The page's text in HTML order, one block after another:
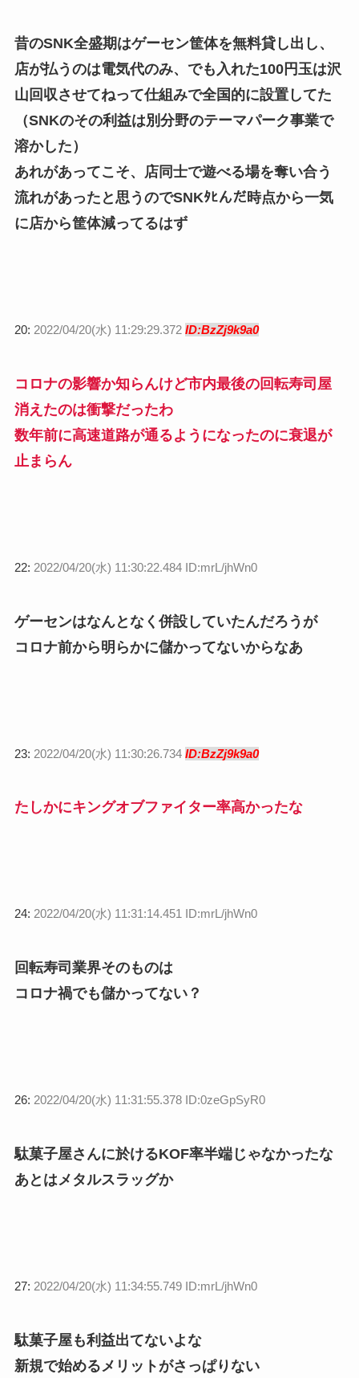
昔のSNK全盛期はゲーセン筐体を無料貸し出し、
店が払うのは電気代のみ、でも入れた100円玉は沢
山回収させてねって仕組みで全国的に設置してた
（SNKのその利益は別分野のテーマパーク事業で
溶かした）
あれがあってこそ、店同士で遊べる場を奪い合う
流れがあったと思うのでSNKﾀﾋんだ時点から一気
に店から筐体減ってるはず
20: 2022/04/20(水) 11:29:29.372 ID:BzZj9k9a0
コロナの影響か知らんけど市内最後の回転寿司屋
消えたのは衝撃だったわ
数年前に高速道路が通るようになったのに衰退が
止まらん
22: 2022/04/20(水) 11:30:22.484 ID:mrL/jhWn0
ゲーセンはなんとなく併設していたんだろうが
コロナ前から明らかに儲かってないからなあ
23: 2022/04/20(水) 11:30:26.734 ID:BzZj9k9a0
たしかにキングオブファイター率高かったな
24: 2022/04/20(水) 11:31:14.451 ID:mrL/jhWn0
回転寿司業界そのものは
コロナ禍でも儲かってない？
26: 2022/04/20(水) 11:31:55.378 ID:0zeGpSyR0
駄菓子屋さんに於けるKOF率半端じゃなかったな
あとはメタルスラッグか
27: 2022/04/20(水) 11:34:55.749 ID:mrL/jhWn0
駄菓子屋も利益出てないよな
新規で始めるメリットがさっぱりない